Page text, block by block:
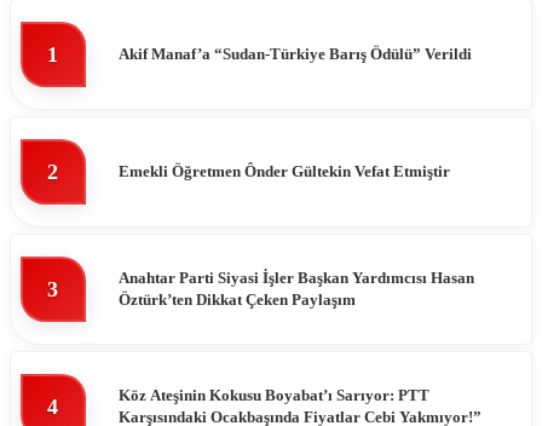
1 Akif Manaf’a “Sudan-Türkiye Barış Ödülü” Verildi
2 Emekli Öğretmen Ônder Gültekin Vefat Etmiştir
3
Anahtar Parti Siyasi İşler Başkan Yardımcısı Hasan
Öztürk’ten Dikkat Çeken Paylaşım
4
Köz Ateşinin Kokusu Boyabat’ı Sarıyor: PTT
Karşısındaki Ocakbaşında Fiyatlar Cebi Yakmıyor!”